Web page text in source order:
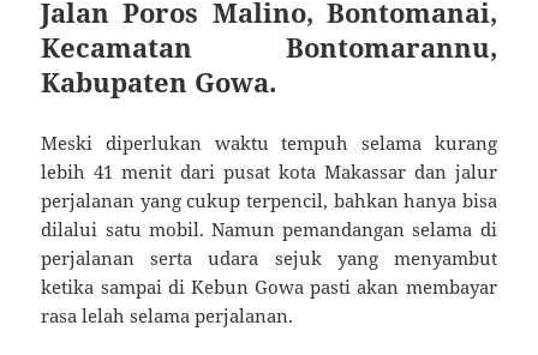
Jalan Poros Malino, Bontomanai,
Kecamatan Bontomarannu,
Kabupaten Gowa.
Meski diperlukan waktu tempuh selama kurang
lebih 41 menit dari pusat kota Makassar dan jalur
perjalanan yang cukup terpencil, bahkan hanya bisa
dilalui satu mobil. Namun pemandangan selama di
perjalanan serta udara sejuk yang menyambut
ketika sampai di Kebun Gowa pasti akan membayar
rasa lelah selama perjalanan.